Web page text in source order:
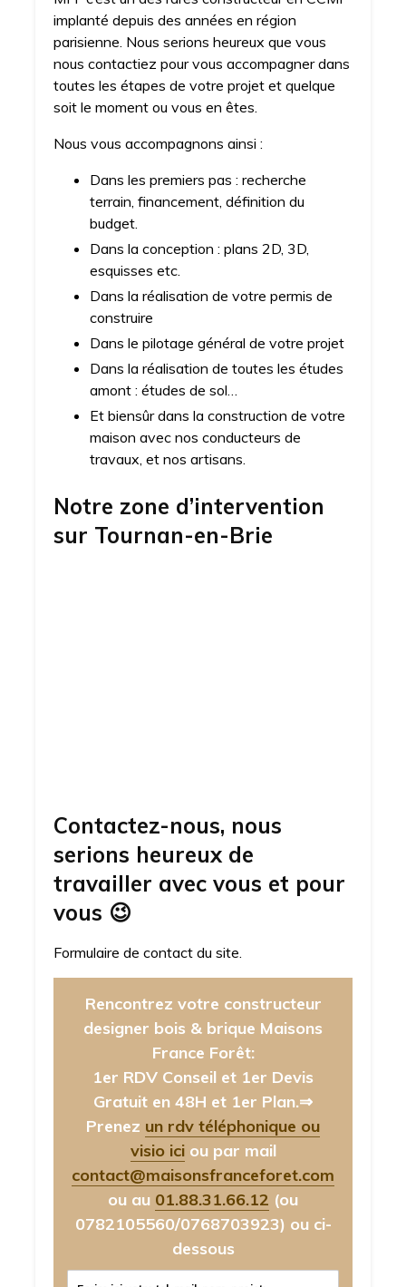
implanté depuis des années en région
parisienne. Nous serions heureux que vous
nous contactiez pour vous accompagner dans
toutes les étapes de votre projet et quelque
soit le moment ou vous en êtes.
Nous vous accompagnons ainsi :
Dans les premiers pas : recherche
terrain, financement, définition du
budget.
Dans la conception : plans 2D, 3D,
esquisses etc.
Dans la réalisation de votre permis de
construire
Dans le pilotage général de votre projet
Dans la réalisation de toutes les études
amont : études de sol…
Et biensûr dans la construction de votre
maison avec nos conducteurs de
travaux, et nos artisans.
Notre zone d’intervention
sur Tournan-en-Brie
Contactez-nous, nous
serions heureux de
travailler avec vous et pour
vous 😉
Formulaire de contact du site.
Rencontrez votre constructeur
designer bois & brique Maisons
France Forêt:
1er RDV Conseil et 1er Devis
Gratuit en 48H et 1er Plan.⇒
Prenez un rdv téléphonique ou
visio iciou par mail
contact@maisonsfranceforet.com
ou au 01.88.31.66.12 (ou
0782105560/0768703923) ou ci-
dessous